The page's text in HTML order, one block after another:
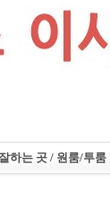
하는 곳 / 원룸/투